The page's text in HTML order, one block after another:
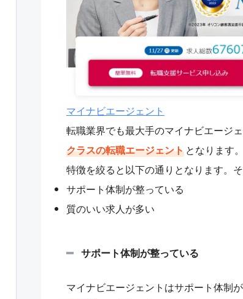
マイナビエージェント
転職業界でも最大手のマイナビエージ
クラスの転職エージェントとなります。
特徴を絞ると以下の通りとなります。
サポート体制が整っている
質のいい求人が多い
サポート体制が整っている
マイナビエージェントはサポート体制が